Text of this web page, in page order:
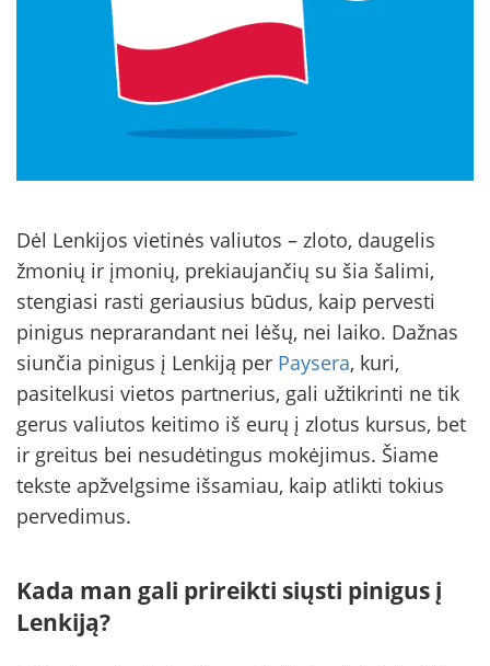
Dėl Lenkijos vietinės valiutos – zloto, daugelis
žmonių ir įmonių, prekiaujančių su šia šalimi,
stengiasi rasti geriausius būdus, kaip pervesti
pinigus neprarandant nei lėšų, nei laiko. Dažnas
siunčia pinigus į Lenkiją per Paysera, kuri,
pasitelkusi vietos partnerius, gali užtikrinti ne tik
gerus valiutos keitimo iš eurų į zlotus kursus, bet
ir greitus bei nesudėtingus mokėjimus. Šiame
tekste apžvelgsime išsamiau, kaip atlikti tokius
pervedimus.
Kada man gali prireikti siųsti pinigus į
Lenkiją?